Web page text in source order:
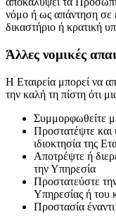
νόμο ή ως απάντηση σε
δικαστήριο ή κρατική
Άλλες νομικές
Η Εταιρεία μπορεί να
την καλή τη πίστη ότι
Συμμορφωθείτε
Προστατέψτε και
ιδιοκτησία της
Αποτρέψτε ή
την Υπηρεσία
Προστατεύστε
Υπηρεσίας ή του
Προστασία